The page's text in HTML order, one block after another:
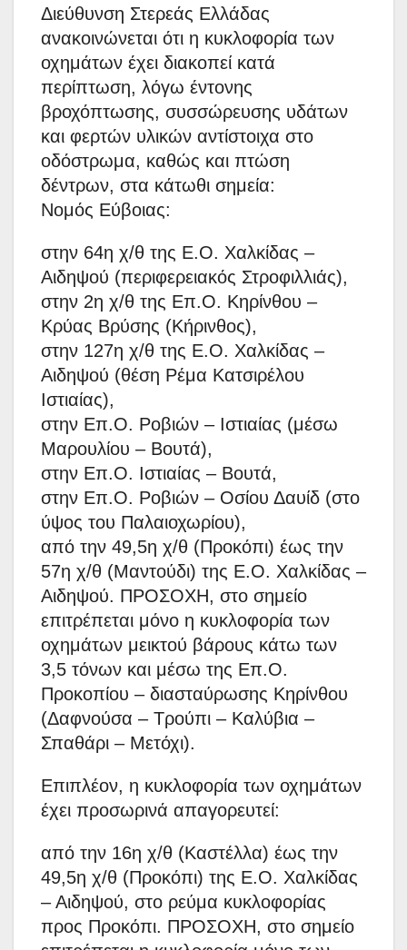
Διεύθυνση Στερεάς Ελλάδας
ανακοινώνεται ότι η κυκλοφορία των
οχημάτων έχει διακοπεί κατά
περίπτωση, λόγω έντονης
βροχόπτωσης, συσσώρευσης υδάτων
και φερτών υλικών αντίστοιχα στο
οδόστρωμα, καθώς και πτώση
δέντρων, στα κάτωθι σημεία:
Νομός Εύβοιας:
στην 64η χ/θ της Ε.Ο. Χαλκίδας –
Αιδηψού (περιφερειακός Στροφιλλιάς),
στην 2η χ/θ της Επ.Ο. Κηρίνθου –
Κρύας Βρύσης (Κήρινθος),
στην 127η χ/θ της Ε.Ο. Χαλκίδας –
Αιδηψού (θέση Ρέμα Κατσιρέλου
Ιστιαίας),
στην Επ.Ο. Ροβιών – Ιστιαίας (μέσω
Μαρουλίου – Βουτά),
στην Επ.Ο. Ιστιαίας – Βουτά,
στην Επ.Ο. Ροβιών – Οσίου Δαυίδ (στο
ύψος του Παλαιοχωρίου),
από την 49,5η χ/θ (Προκόπι) έως την
57η χ/θ (Μαντούδι) της Ε.Ο. Χαλκίδας –
Αιδηψού. ΠΡΟΣΟΧΗ, στο σημείο
επιτρέπεται μόνο η κυκλοφορία των
οχημάτων μεικτού βάρους κάτω των
3,5 τόνων και μέσω της Επ.Ο.
Προκοπίου – διασταύρωσης Κηρίνθου
(Δαφνούσα – Τρούπι – Καλύβια –
Σπαθάρι – Μετόχι).
Επιπλέον, η κυκλοφορία των οχημάτων
έχει προσωρινά απαγορευτεί:
από την 16η χ/θ (Καστέλλα) έως την
49,5η χ/θ (Προκόπι) της Ε.Ο. Χαλκίδας
– Αιδηψού, στο ρεύμα κυκλοφορίας
προς Προκόπι. ΠΡΟΣΟΧΗ, στο σημείο